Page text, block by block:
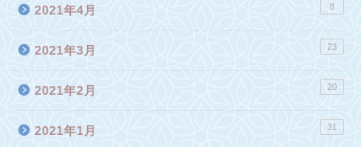
2021年4月 8
2021年3月 23
2021年2月 20
2021年1月 31